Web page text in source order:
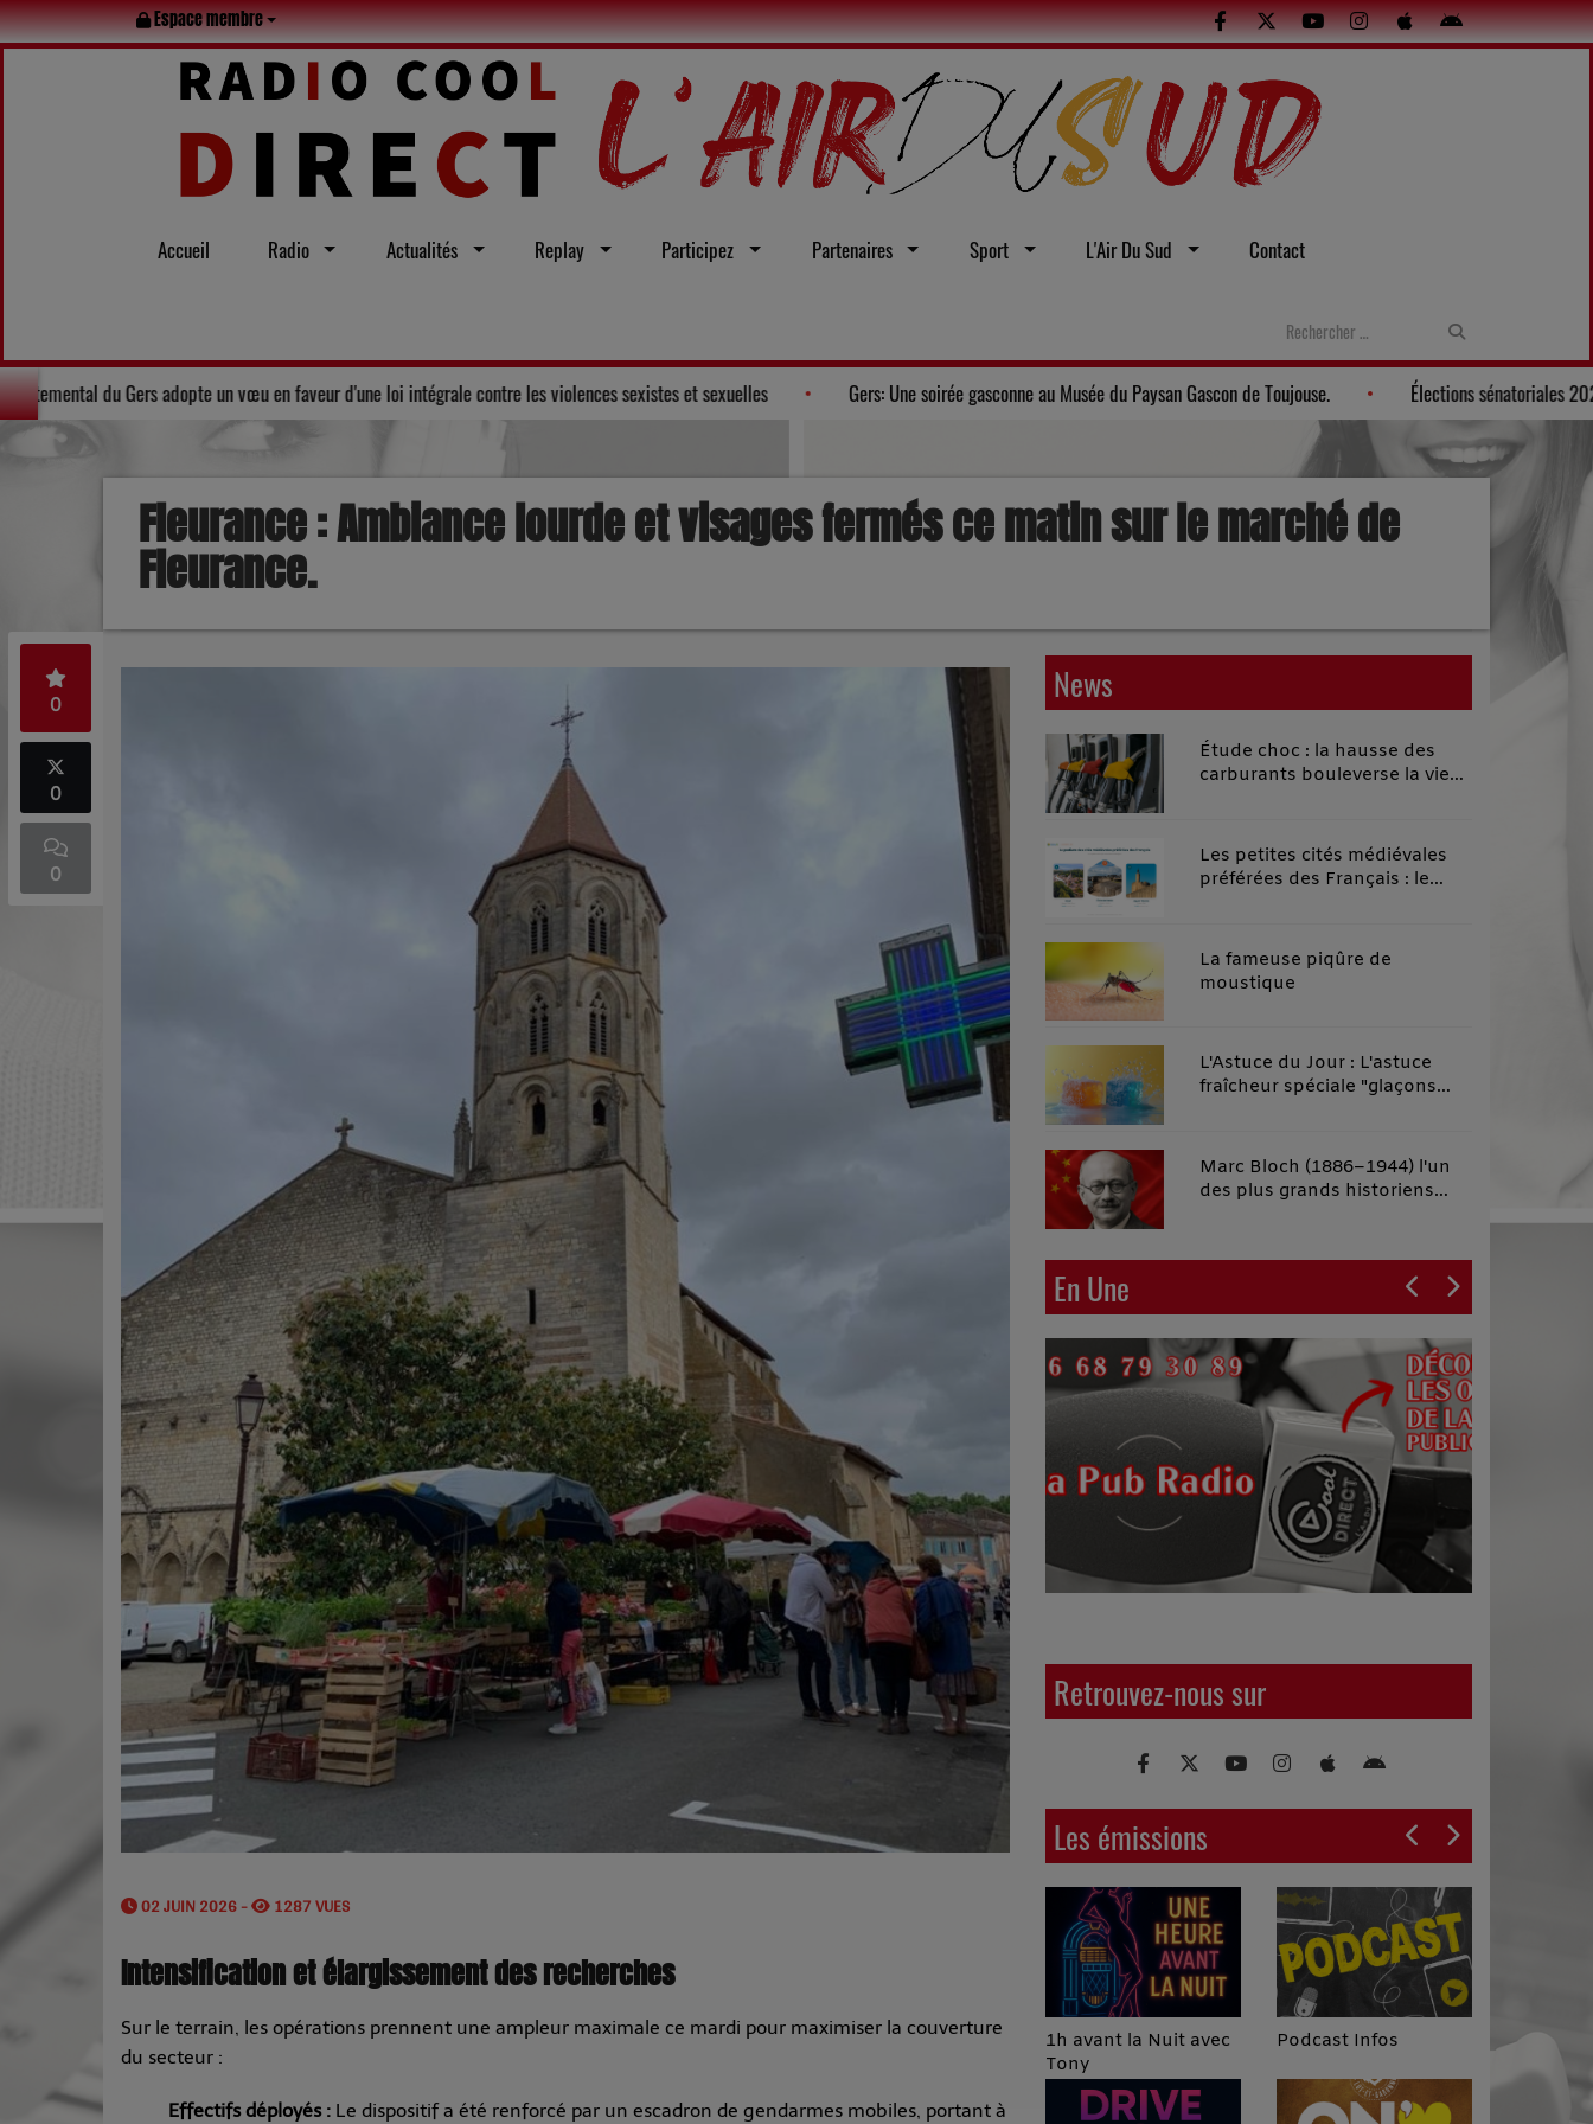
Espace membre
Accueil Radio Actualités Replay Participez Partenaires Sport L'Air Du Sud Contact
l’été Solidarité : Le Conseil départemental du Gers adopte un vœu en faveur d'une loi intégrale contre les violences sexistes et sexuelles Gers: Une soirée gasconne au Musée du Paysan Gascon de
Fleurance : Ambiance lourde et visages fermés ce matin sur le marché de
Fleurance.
0
0
0
02 JUIN 2026 - 1287 VUES
Intensification et élargissement des recherches
Sur le terrain, les opérations prennent une ampleur maximale ce mardi pour maximiser la couverture
du secteur :
Effectifs déployés : Le dispositif a été renforcé par un escadron de gendarmes mobiles, portant à
News
Étude choc : la hausse des
carburants bouleverse la vie
Les petites cités médiévales
préférées des Français : le
La fameuse piqûre de
moustique
L'Astuce du Jour : L'astuce
fraîcheur spéciale "glaçons
Marc Bloch (1886–1944) l'un
des plus grands historiens
En Une
Retrouvez-nous sur
Les émissions
Art of Mixing Series
1h avant la Nuit avec
Tony
Podcast Infos